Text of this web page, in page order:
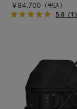
￥84,700
5.0（1）